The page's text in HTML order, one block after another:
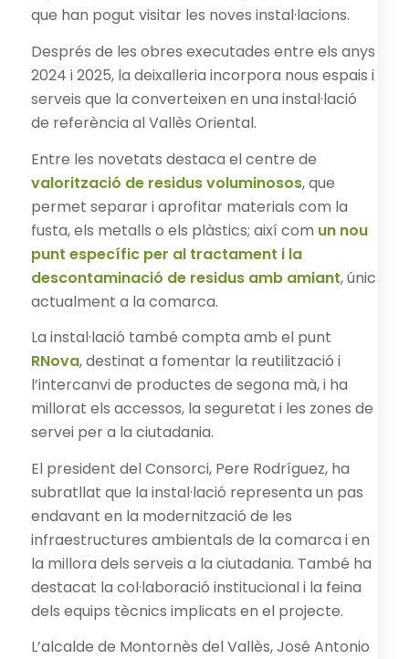
que han pogut visitar les noves instal·lacions.
Després de les obres executades entre els anys
2024 i 2025, la deixalleria incorpora nous espais i
serveis que la converteixen en una instal·lació
de referència al Vallès Oriental.
Entre les novetats destaca el centre de
valorització de residus voluminosos, que
permet separar i aprofitar materials com la
fusta, els metalls o els plàstics; així com un nou
punt específic per al tractament i la
descontaminació de residus amb amiant, únic
actualment a la comarca.
La instal·lació també compta amb el punt
RNova, destinat a fomentar la reutilització i
l’intercanvi de productes de segona mà, i ha
millorat els accessos, la seguretat i les zones de
servei per a la ciutadania.
El president del Consorci, Pere Rodríguez, ha
subratllat que la instal·lació representa un pas
endavant en la modernització de les
infraestructures ambientals de la comarca i en
la millora dels serveis a la ciutadania. També ha
destacat la col·laboració institucional i la feina
dels equips tècnics implicats en el projecte.
L’alcalde de Montornès del Vallès, José Antonio